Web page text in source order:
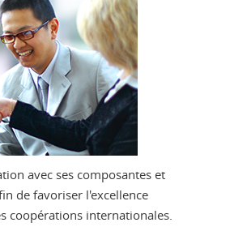
avec ses composantes et
de favoriser l'excellence
coopérations internationales.